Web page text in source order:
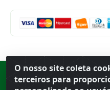
O nosso site coleta
terceiros para· CNPJ 56.679.863/